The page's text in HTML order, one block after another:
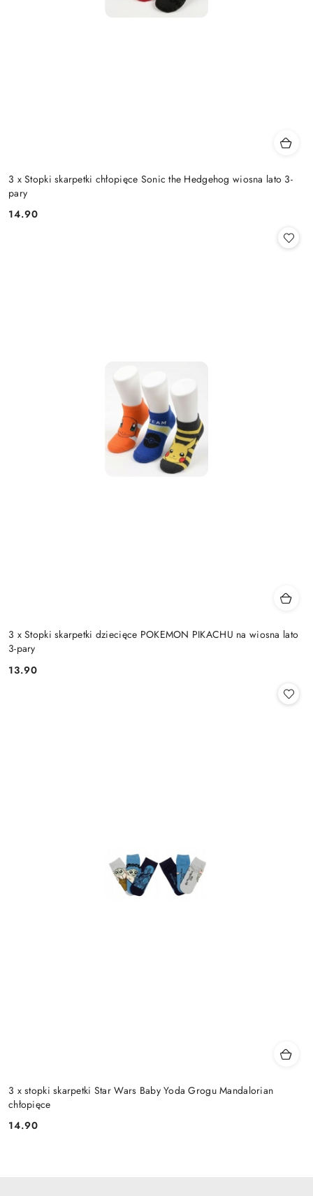
3 x Stopki skarpetki chłopięce Sonic the Hedgehog wiosna lato 3-
pary
Cena:
14.90
3 x Stopki skarpetki dziecięce POKEMON PIKACHU na wiosna lato
3-pary
Cena:
13.90
3 x stopki skarpetki Star Wars Baby Yoda Grogu Mandalorian
chłopięce
Cena:
14.90